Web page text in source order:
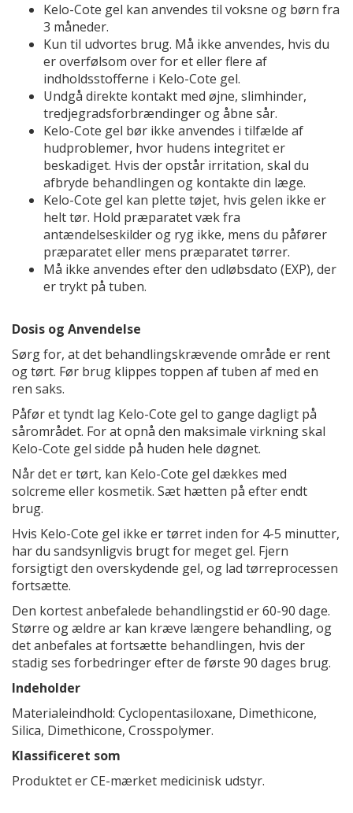
Kelo-Cote gel kan anvendes til voksne og børn fra
3 måneder.
Kun til udvortes brug. Må ikke anvendes, hvis du
er overfølsom over for et eller flere af
indholdsstofferne i Kelo-Cote gel.
Undgå direkte kontakt med øjne, slimhinder,
tredjegradsforbrændinger og åbne sår.
Kelo-Cote gel bør ikke anvendes i tilfælde af
hudproblemer, hvor hudens integritet er
beskadiget. Hvis der opstår irritation, skal du
afbryde behandlingen og kontakte din læge.
Kelo-Cote gel kan plette tøjet, hvis gelen ikke er
helt tør. Hold præparatet væk fra
antændelseskilder og ryg ikke, mens du påfører
præparatet eller mens præparatet tørrer.
Må ikke anvendes efter den udløbsdato (EXP), der
er trykt på tuben.
Dosis og Anvendelse
Sørg for, at det behandlingskrævende område er rent
og tørt. Før brug klippes toppen af tuben af med en
ren saks.
Påfør et tyndt lag Kelo-Cote gel to gange dagligt på
sårområdet. For at opnå den maksimale virkning skal
Kelo-Cote gel sidde på huden hele døgnet.
Når det er tørt, kan Kelo-Cote gel dækkes med
solcreme eller kosmetik. Sæt hætten på efter endt
brug.
Hvis Kelo-Cote gel ikke er tørret inden for 4-5 minutter,
har du sandsynligvis brugt for meget gel. Fjern
forsigtigt den overskydende gel, og lad tørreprocessen
fortsætte.
Den kortest anbefalede behandlingstid er 60-90 dage.
Større og ældre ar kan kræve længere behandling, og
det anbefales at fortsætte behandlingen, hvis der
stadig ses forbedringer efter de første 90 dages brug.
Indeholder
Materialeindhold: Cyclopentasiloxane, Dimethicone,
Silica, Dimethicone, Crosspolymer.
Klassificeret som
Produktet er CE-mærket medicinisk udstyr.